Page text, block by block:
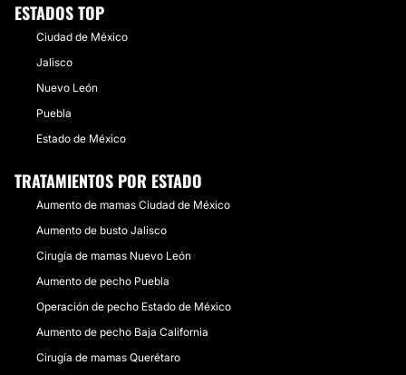
ESTADOS TOP
Ciudad de México
Jalisco
Nuevo León
Puebla
Estado de México
TRATAMIENTOS POR ESTADO
Aumento de mamas Ciudad de México
Aumento de busto Jalisco
Cirugía de mamas Nuevo León
Aumento de pecho Puebla
Operación de pecho Estado de México
Aumento de pecho Baja California
Cirugía de mamas Querétaro